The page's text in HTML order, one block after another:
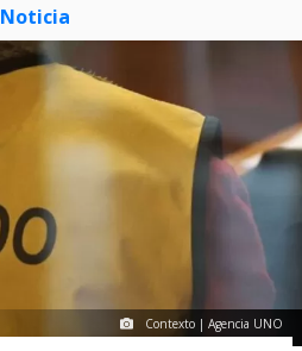
Contexto | Agencia UNO